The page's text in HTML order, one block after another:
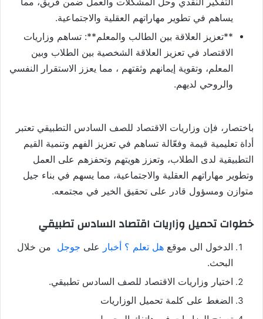
يساهم في تطوير مهاراتهم العقلية والاجتماعية.
**تعزيز العلاقة بين الطالب والمعلم**: تساهم وزاريات
الاقتصاد في تعزيز العلاقة الشخصية بين الطلاب وبين
المعلم، وتقوية إيمانهم وثقتهم ، مما يعزز الاستقرار النفسي
والروحي لديهم.
باختصار، فإن وزاريات الاقتصاد للصف السادس التطبيقي تعتبر
أداة تعليمية قيمة وفعّالة تساهم في تعزيز الفهم وتنمية القيم
التطبيقية لدى الطلاب، وتعزز هويتهم وتحفزهم على العمل
وتطوير مهاراتهم العقلية والاجتماعية، مما يسهم في بناء جيل
متوازن ومسؤول قادر على تحقيق الخير في مجتمعه.
خطوات تحميل وزاريات اقتصاد السادس تطبيقي
الدخول الى موقع هل تعلم ؟ أخبار على جوجل من خلال
البحث.
اختيار وزاريات الاقتصاد للصف السادس تطبيقي.
الضغط على كلمة تحميل الوزاريات